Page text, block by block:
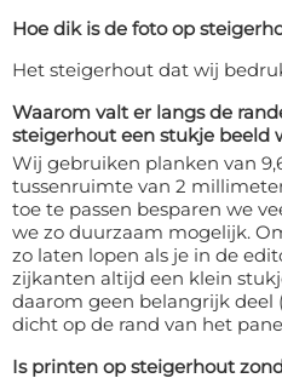
Hoe dik is de foto op
Het steigerhout dat wij
Waarom valt er langs de
steigerhout een stukje beeld
Wij gebruiken planken van
tussenruimte van 2
toe te passen besparen we
we zo duurzaam mogelijk.
zo laten lopen als je in de
zijkanten altijd een klein
daarom geen belangrijk deel
dicht op de rand van het
Is printen op steigerhout